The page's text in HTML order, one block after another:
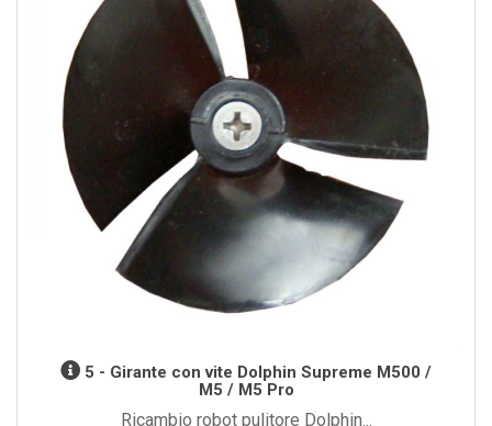
5 - Girante con vite Dolphin Supreme M500 /
M5 / M5 Pro
Ricambio robot pulitore Dolphin...